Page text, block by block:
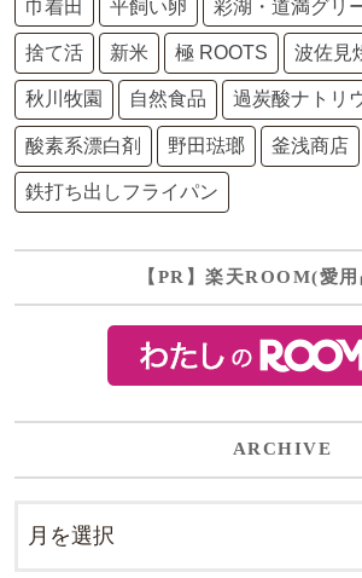
巾着田 平飼い卵 彩湖・道満グリ
捨て活 新米 極 ROOTS 波佐見
秋川牧園 自然食品 過炭酸ナトリ
酸素系漂白剤 野田琺瑯 釜浅商店
鉄打ち出しフライパン
【PR】楽天ROOM(愛
ARCHIVE